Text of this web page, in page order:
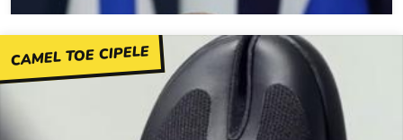
CAMEL TOE CIPELE